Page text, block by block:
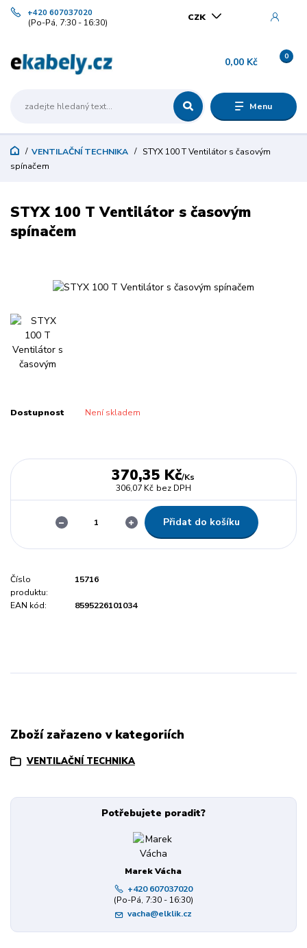
Menu
CZK
+420 607037020
(Po-Pá, 7:30 - 16:30)
0
0,00 Kč
VENTILAČNÍ TECHNIKA
STYX 100 T Ventilátor s časovým
spínačem
STYX 100 T Ventilátor s časovým
spínačem
Dostupnost Není skladem
370,35 Kč/Ks
306,07 Kč bez DPH
Přidat do košíku
Číslo
produktu:
15716
EAN kód: 8595226101034
Zboží zařazeno v kategoriích
VENTILAČNÍ TECHNIKA
Potřebujete poradit?
Marek Vácha
+420 607037020
(Po-Pá, 7:30 - 16:30)
vacha@elklik.cz